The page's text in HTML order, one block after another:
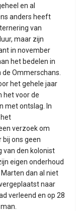
en al
anders heeft
van
maar zijn
in november
het bedelen in
Ommerschans.
het gehele jaar
het voor de
met ontslag. In
verzoek om
bij ons geen
van den kolonist
eigen onderhoud
dan al niet
naar
verleend en op 28